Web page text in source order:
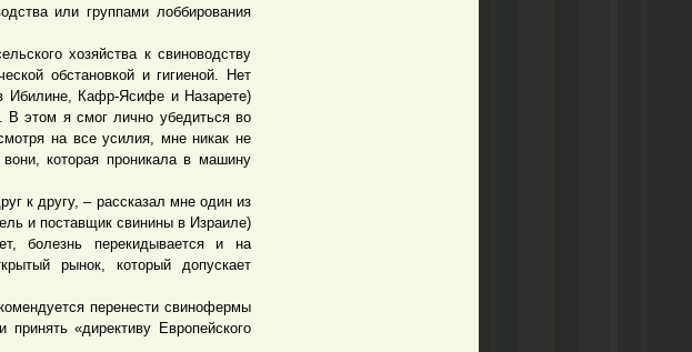
или группами лоббирования
хозяйства к свиноводству
обстановкой и гигиеной. Нет
Ибилине, Кафр-Ясифе и Назарете)
В этом я смог лично убедиться во
на все усилия, мне никак не
которая проникала в машину
к другу, – рассказал мне один из
и поставщик свинины в Израиле)
болезнь перекидывается и на
рынок, который допускает
перенести свинофермы
«директиву Европейского